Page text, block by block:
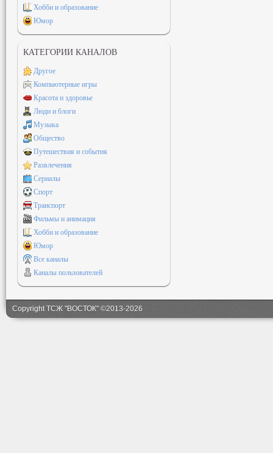
Хобби и образование
Юмор
КАТЕГОРИИ КАНАЛОВ
Другое
Компьютерные игры
Красота и здоровье
Люди и блоги
Музыка
Общество
Путешествия и события
Развлечения
Сериалы
Спорт
Транспорт
Фильмы и анимация
Хобби и образование
Юмор
Все каналы
Каналы пользователей
Copyright ТСЖ "ВОСТОК" ©2013-2026